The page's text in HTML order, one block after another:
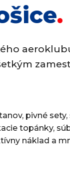
pivné
topánky,
náklad a